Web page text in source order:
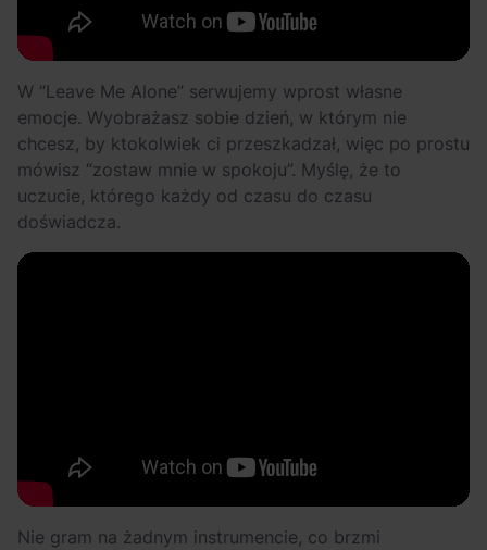
W “Leave Me Alone” serwujemy wprost własne
emocje. Wyobrażasz sobie dzień, w którym nie
chcesz, by ktokolwiek ci przeszkadzał, więc po prostu
mówisz “zostaw mnie w spokoju”. Myślę, że to
uczucie, którego każdy od czasu do czasu
doświadcza.
Nie gram na żadnym instrumencie, co brzmi